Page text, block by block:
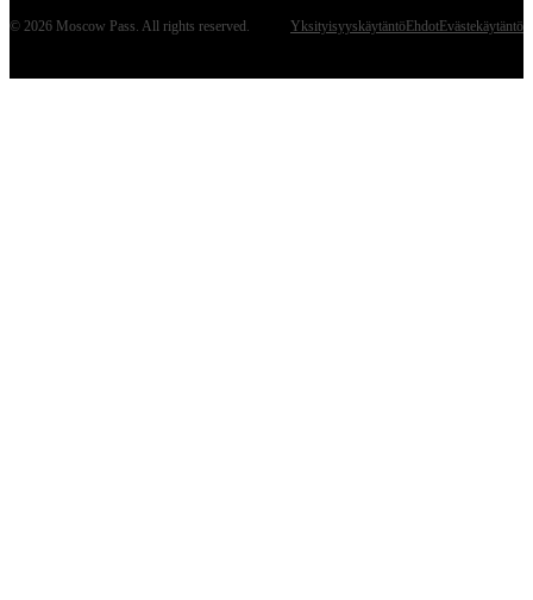
© 2026 Moscow Pass. All rights reserved. Yksityisyyskäytäntö EhdotEvästekäytäntö